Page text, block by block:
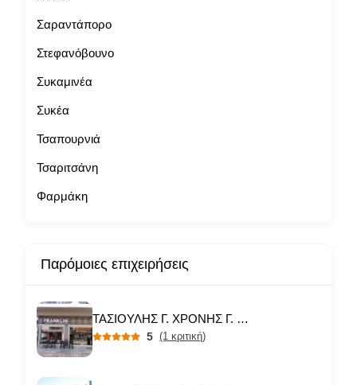
Σαραντάπορο
Στεφανόβουνο
Συκαμινέα
Συκέα
Τσαπουρνιά
Τσαριτσάνη
Φαρμάκη
Παρόμοιες επιχειρήσεις
ΤΑΣΙΟΥΛΗΣ Γ. ΧΡΟΝΗΣ Γ. ΟΕ
5 (1 κριτική)